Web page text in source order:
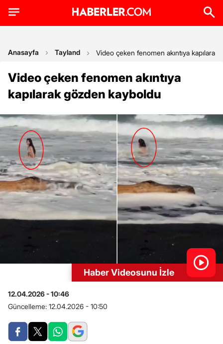
Anasayfa Tayland Video çeken fenomen akıntıya
Video çeken fenomen akıntıya
kapılarak gözden kayboldu
Haber Videosunu İzle
12.04.2026 - 10:46
Güncelleme: 12.04.2026 - 10:50